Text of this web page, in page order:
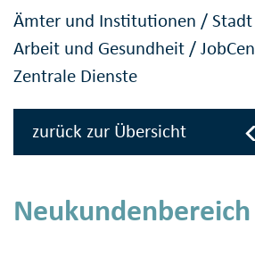
Ämter und Institutionen /Stadt
Arbeit und Gesundheit /
Zentrale Dienste
zurück zur Übersicht